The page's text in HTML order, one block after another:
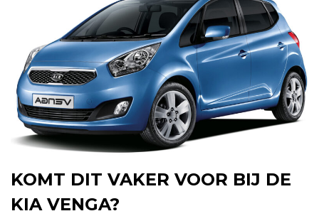
KOMT DIT VAKER VOOR BIJ DE
KIA VENGA?